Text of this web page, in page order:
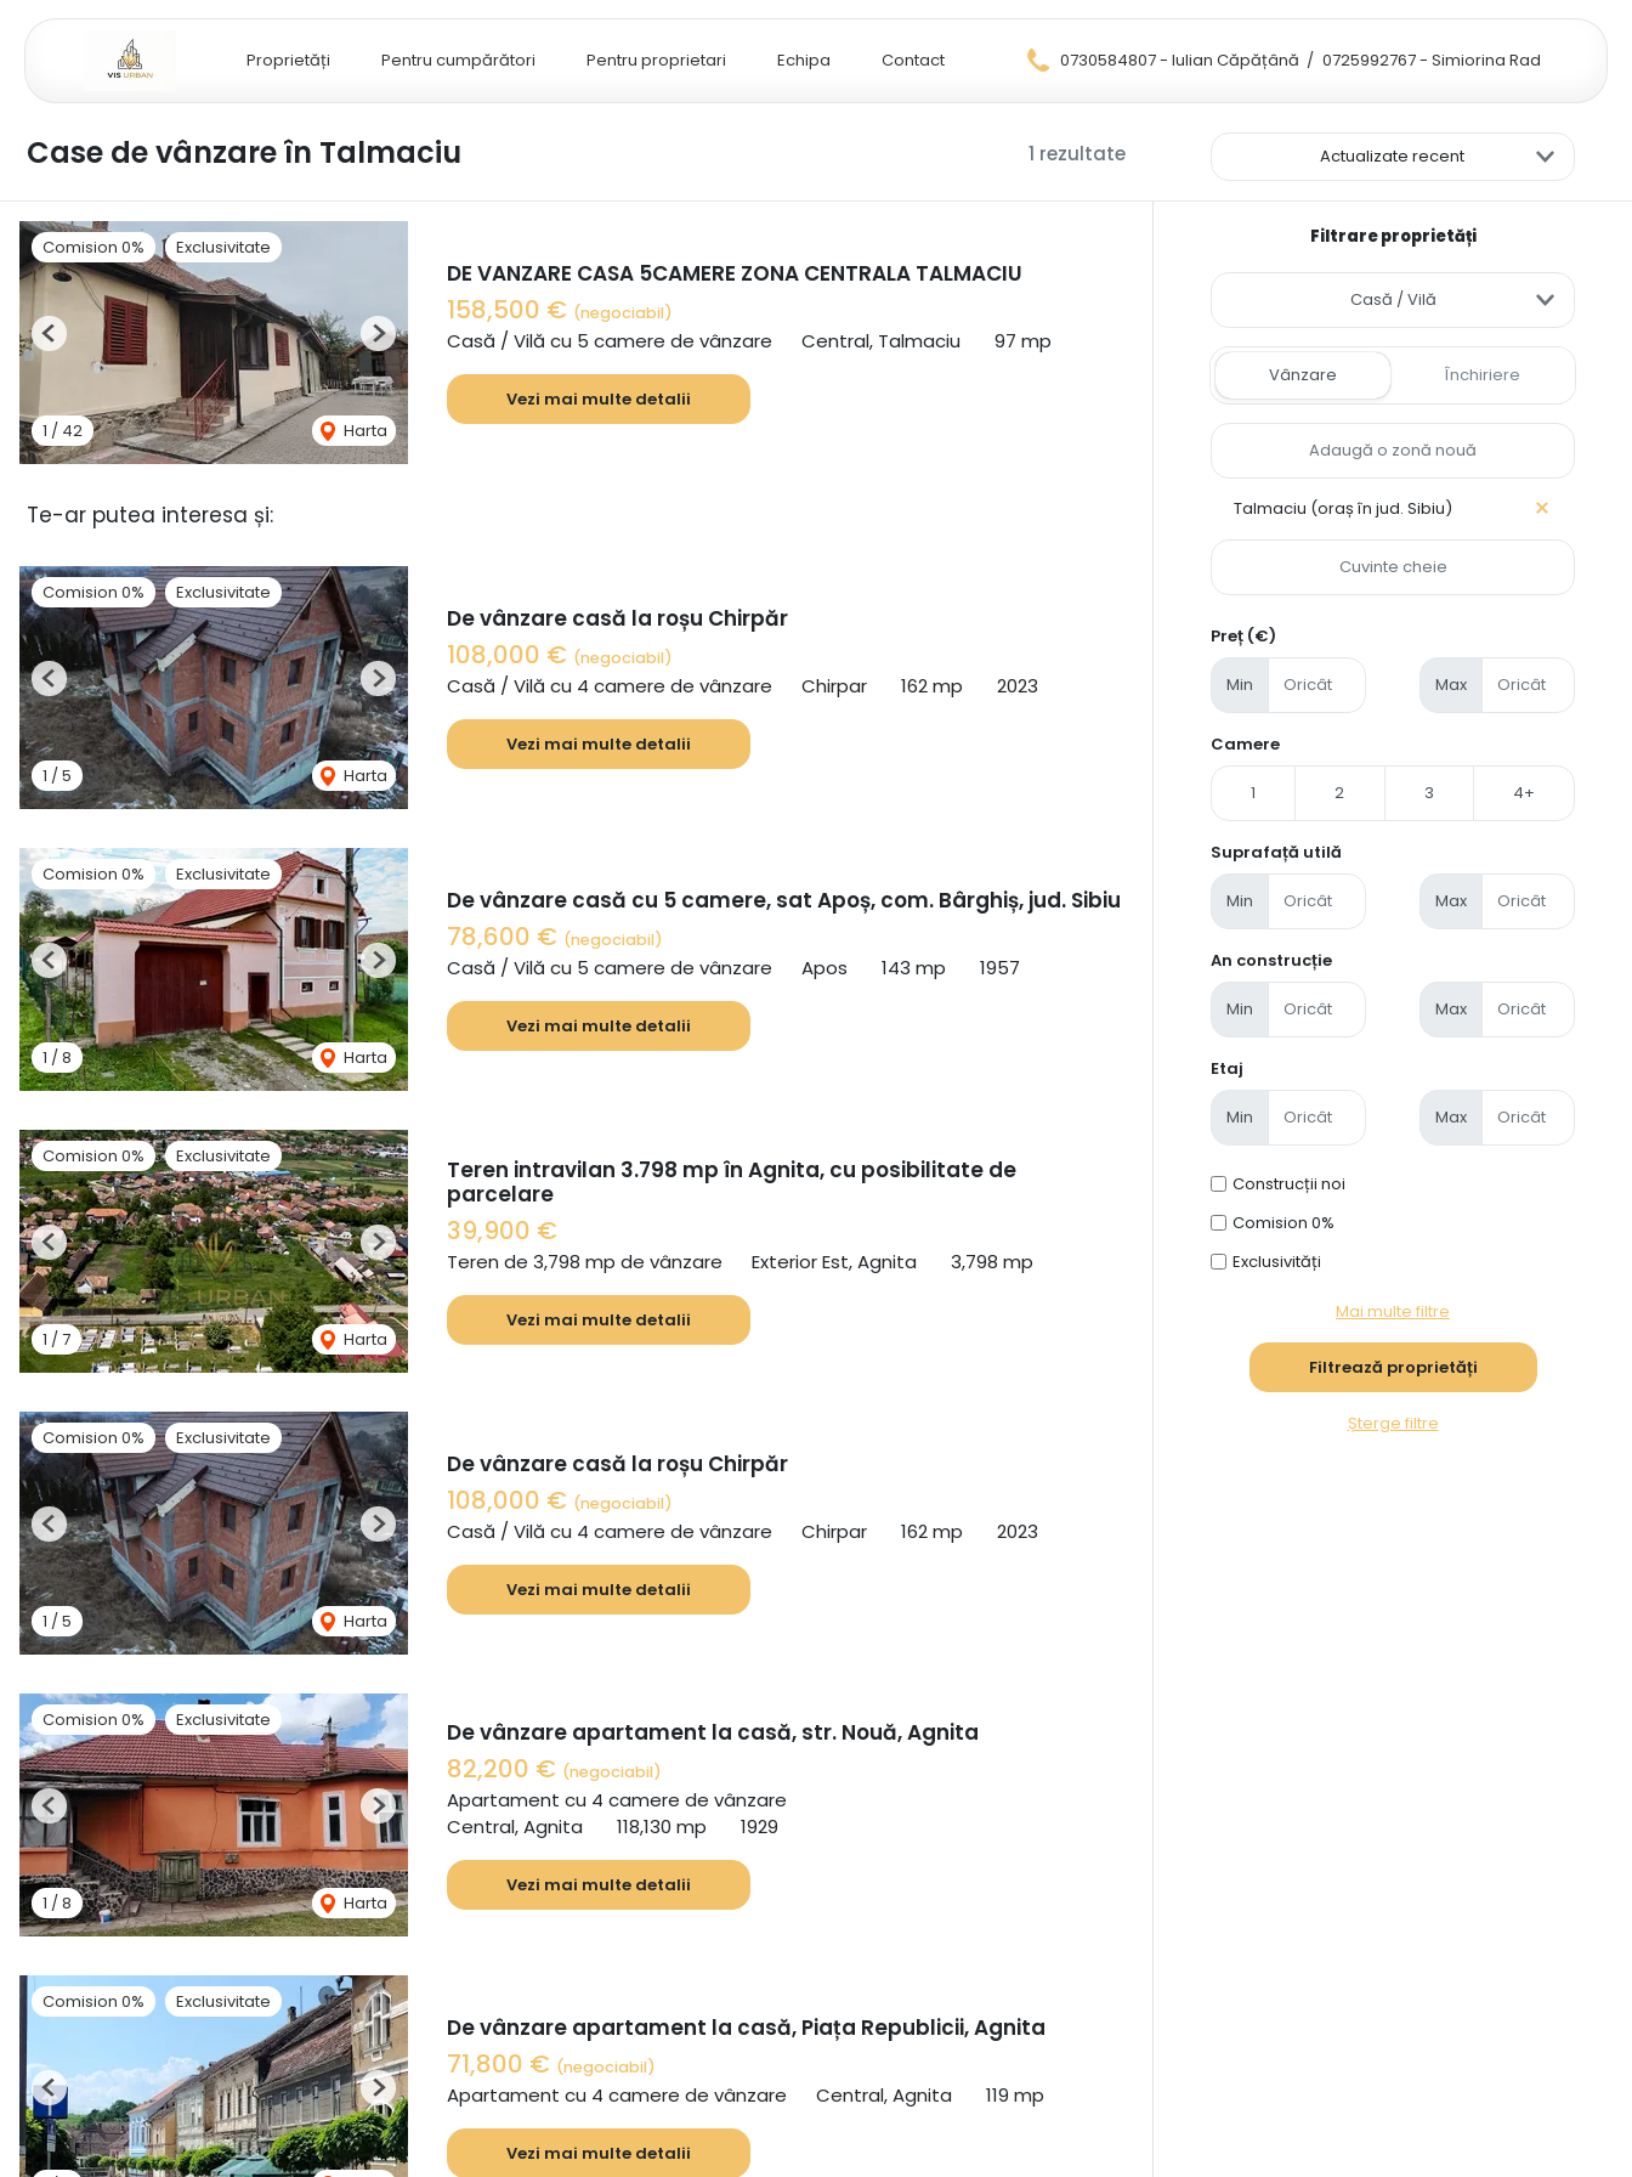
Proprietăți Pentru cumpărători Pentru proprietari Echipa Contact 0730584807 - Iulian Căpățână / 0725992767 - Simiorina Rad
1 rezultate
Case de vânzare în Talmaciu Actualizate recent
Comision 0% Exclusivitate
1 / 42 Harta
Previous Next
DE VANZARE CASA 5CAMERE ZONA CENTRALA TALMACIU
158,500 € (negociabil)
Casă / Vilă cu 5 camere de vânzare Central, Talmaciu 97 mp
Vezi mai multe detalii
Te-ar putea interesa și:
Comision 0% Exclusivitate
1 /5 Harta
Previous Next
De vânzare casă la roșu Chirpăr
108,000 € (negociabil)
Casă / Vilă cu 4 camere de vânzare Chirpar 162 mp 2023
Vezi mai multe detalii
Comision 0% Exclusivitate
1 /8 Harta
Previous Next
De vânzare casă cu 5 camere, sat Apoș, com. Bârghiș, jud. Sibiu
78,600 € (negociabil)
Casă / Vilă cu 5 camere de vânzare Apos 143 mp 1957
Vezi mai multe detalii
Comision 0% Exclusivitate
1 /7 Harta
Previous Next
Teren intravilan 3.798 mp în Agnita, cu posibilitate de
parcelare
39,900 €
Teren de 3,798 mp de vânzare Exterior Est, Agnita 3,798 mp
Vezi mai multe detalii
Comision 0% Exclusivitate
1 /5 Harta
Previous Next
De vânzare casă la roșu Chirpăr
108,000 € (negociabil)
Casă / Vilă cu 4 camere de vânzare Chirpar 162 mp 2023
Vezi mai multe detalii
Comision 0% Exclusivitate
1 /8 Harta
Previous Next
De vânzare apartament la casă, str. Nouă, Agnita
82,200 € (negociabil)
Apartament cu 4 camere de vânzare
Central, Agnita
118,130 mp 1929
Vezi mai multe detalii
Comision 0% Exclusivitate
Previous Next
De vânzare apartament la casă, Piața Republicii, Agnita
71,800 € (negociabil)
Apartament cu 4 camere de vânzare Central, Agnita 119 mp
Vezi mai multe detalii
Filtrare proprietăți
Casă / Vilă
Vânzare Închiriere
Talmaciu (oraș în jud. Sibiu)
Preț (€)
Min Max
Camere
1 2 3 4+
Suprafață utilă
Min Max
An construcție
Min Max
Etaj
Min Max
Construcții noi
Comision 0%
Exclusivități
Mai multe filtre
Șterge filtre